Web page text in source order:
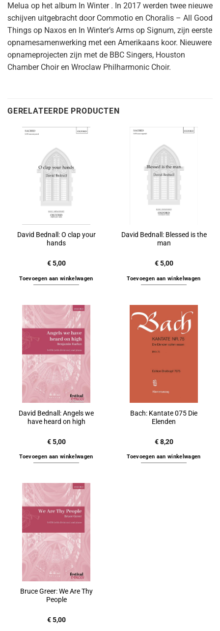
Melua op het album In Winter . In 2017 werden twee nieuwe
schijven uitgebracht door Commotio en Choralis – All Good
Things op Naxos en In Winter’s Arms op Signum, zijn eerste
opnamesamenwerking met een Amerikaans koor. Nieuwere
opnameprojecten zijn met de BBC Singers, Houston
Chamber Choir en Wroclaw Philharmonic Choir.
GERELATEERDE PRODUCTEN
David Bednall: O clap your
hands
€5,00
Toevoegen aan winkelwagen
David Bednall: Blessed is the
man
€5,00
Toevoegen aan winkelwagen
David Bednall: Angels we
have heard on high
€5,00
Toevoegen aan winkelwagen
Bach: Kantate 075 Die
Elenden
€8,20
Toevoegen aan winkelwagen
Bruce Greer: We Are Thy
People
€5,00